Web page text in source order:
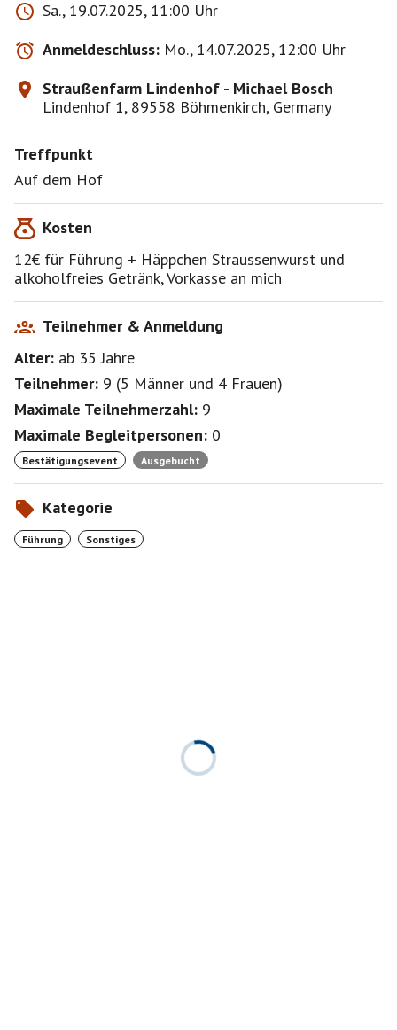
umfassenden Einblick in unsere Farm.
Während der Führung haben Sie die Gelegenheit, die
Strauße aus nächster Nähe zu beobachten. Wir stehen
Ihnen zur Seite, um Ihre Fragen zu beantworten und
Ihnen interessante Fakten über diese faszinierenden
Tiere zu vermitteln. Sie werden erstaunt sein, wie
großartig und anmutig Strauße sind!
Führungen immer für Sie geöffnet.
Sa., 19.07.2025, 11:00 Uhr
Anmeldeschluss: Mo., 14.07.2025, 12:00 Uhr
Straußenfarm Lindenhof - Michael Bosch
Lindenhof 1, 89558 Böhmenkirch, Germany
Treffpunkt
Auf dem Hof
Kosten
12€ für Führung + Häppchen Straussenwurst und
alkoholfreies Getränk, Vorkasse an mich
Teilnehmer & Anmeldung
Alter: ab 35Jahre
Teilnehmer: 9 (5 Männer und 4 Frauen)
Maximale Teilnehmerzahl: 9
Maximale Begleitpersonen: 0
Bestätigungsevent Ausgebucht
Kategorie
Führung Sonstiges